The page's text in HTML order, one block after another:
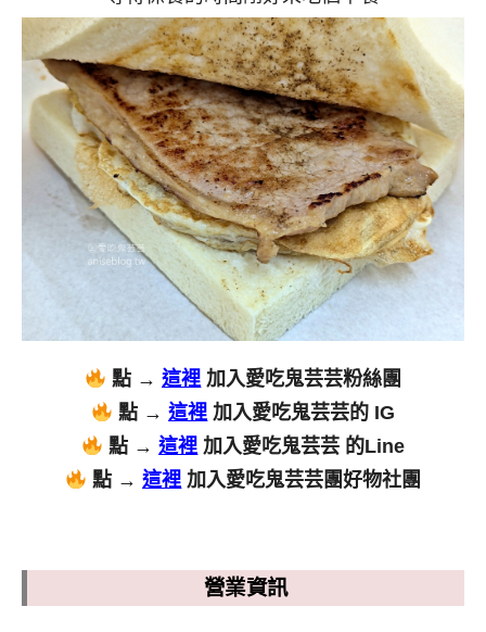
點 → 這裡 加入愛吃鬼芸芸粉絲團
點 →這裡 加入愛吃鬼芸芸的 IG
點 →這裡 加入愛吃鬼芸芸 的Line
點 → 這裡 加入愛吃鬼芸芸團好物社團
營業資訊